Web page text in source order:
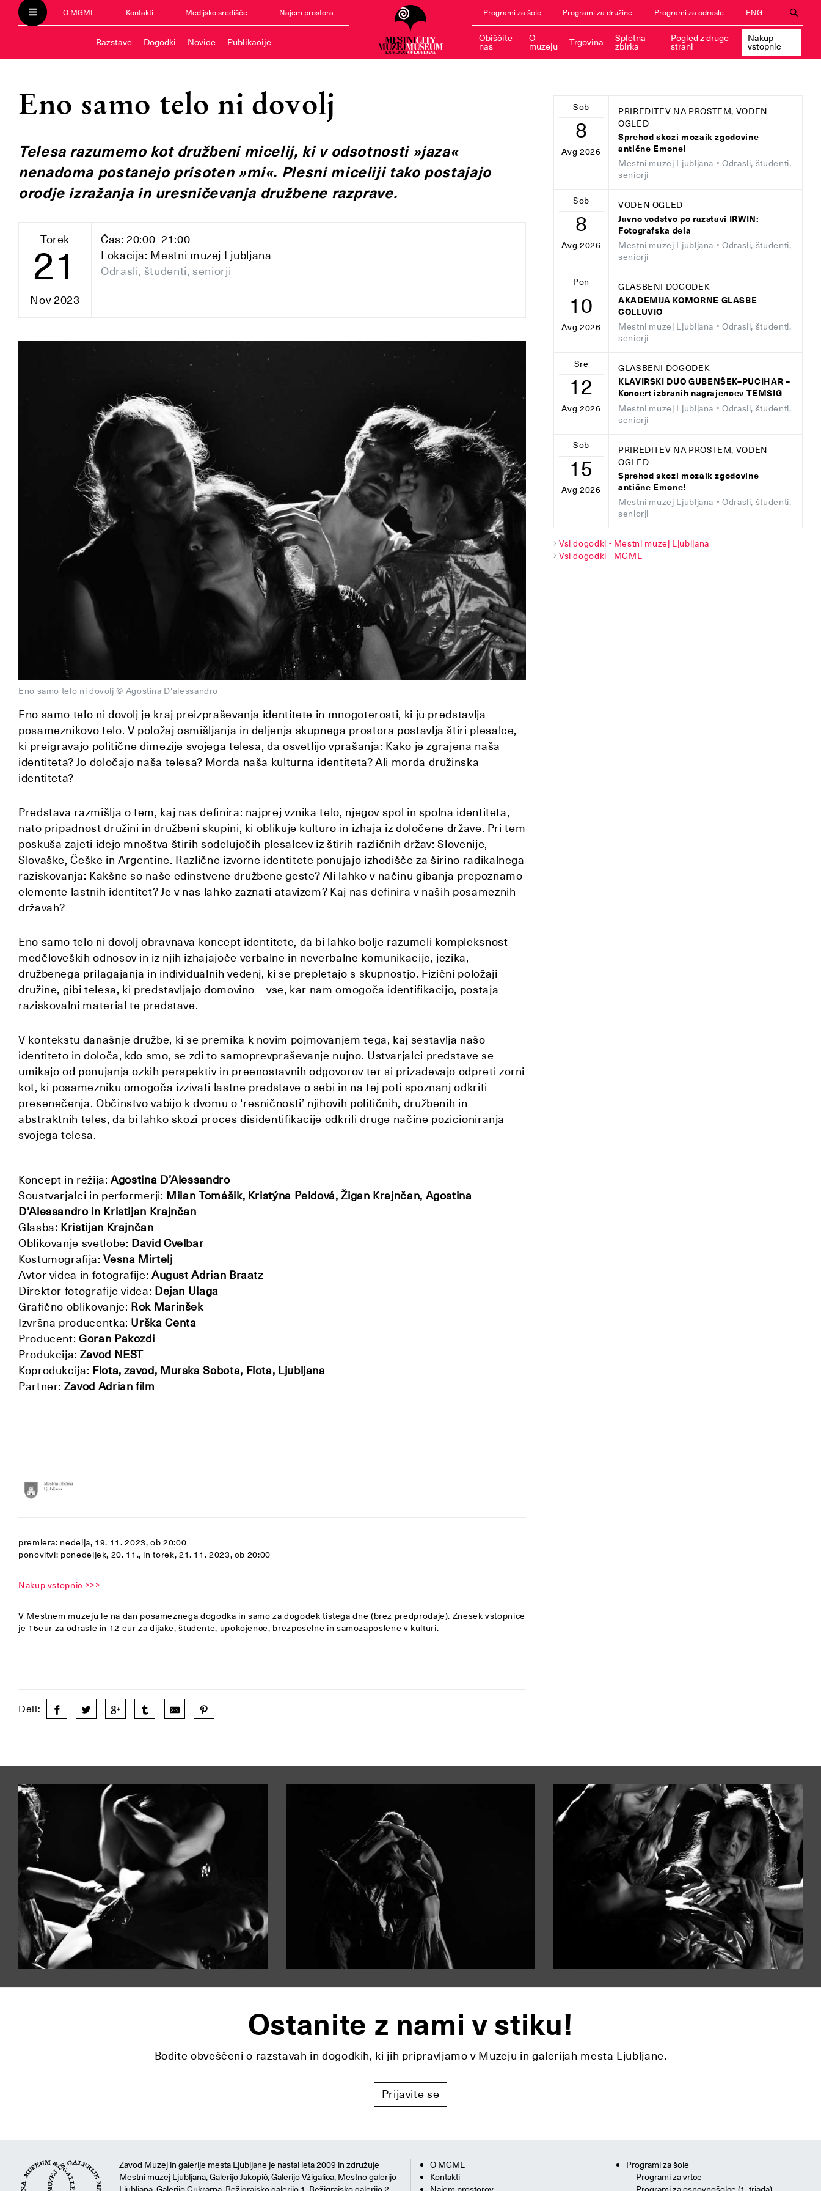
O MGML Kontakti Medijsko središče Najem prostora
Razstave Dogodki Novice Publikacije
Programi za šole Programi za družine Programi za odrasle ENG
Obiščite
nas
O
muzeju Trgovina Spletna
zbirka
Pogled z druge
strani
Nakup
vstopnic
Eno samo telo ni dovolj
Telesa razumemo kot družbeni micelij, ki v odsotnosti »jaza«
nenadoma postanejo prisoten »mi«. Plesni miceliji tako postajajo
orodje izražanja in uresničevanja družbene razprave.
Torek
21
Nov 2023
Čas: 20:00–21:00
Lokacija: Mestni muzej Ljubljana
Odrasli, študenti, seniorji
Eno samo telo ni dovolj © Agostina D'alessandro
Eno samo telo ni dovolj je kraj preizpraševanja identitete in mnogoterosti, ki ju predstavlja
posameznikovo telo. V položaj osmišljanja in deljenja skupnega prostora postavlja štiri plesalce,
ki preigravajo politične dimezije svojega telesa, da osvetlijo vprašanja: Kako je zgrajena naša
identiteta? Jo določajo naša telesa? Morda naša kulturna identiteta? Ali morda družinska
identiteta?
Predstava razmišlja o tem, kaj nas definira: najprej vznika telo, njegov spol in spolna identiteta,
nato pripadnost družini in družbeni skupini, ki oblikuje kulturo in izhaja iz določene države. Pri tem
poskuša zajeti idejo mnoštva štirih sodelujočih plesalcev iz štirih različnih držav: Slovenije,
Slovaške, Češke in Argentine. Različne izvorne identitete ponujajo izhodišče za širino radikalnega
raziskovanja: Kakšne so naše edinstvene družbene geste? Ali lahko v načinu gibanja prepoznamo
elemente lastnih identitet? Je v nas lahko zaznati atavizem? Kaj nas definira v naših posameznih
državah?
Eno samo telo ni dovolj obravnava koncept identitete, da bi lahko bolje razumeli kompleksnost
medčloveških odnosov in iz njih izhajajoče verbalne in neverbalne komunikacije, jezika,
družbenega prilagajanja in individualnih vedenj, ki se prepletajo s skupnostjo. Fizični položaji
družine, gibi telesa, ki predstavljajo domovino – vse, kar nam omogoča identifikacijo, postaja
raziskovalni material te predstave.
V kontekstu današnje družbe, ki se premika k novim pojmovanjem tega, kaj sestavlja našo
identiteto in določa, kdo smo, se zdi to samoprevpraševanje nujno. Ustvarjalci predstave se
umikajo od ponujanja ozkih perspektiv in preenostavnih odgovorov ter si prizadevajo odpreti zorni
kot, ki posamezniku omogoča izzivati lastne predstave o sebi in na tej poti spoznanj odkriti
presenečenja. Občinstvo vabijo k dvomu o ‘resničnosti’ njihovih političnih, družbenih in
abstraktnih teles, da bi lahko skozi proces disidentifikacije odkrili druge načine pozicioniranja
svojega telesa.
Koncept in režija:Agostina D’Alessandro
Soustvarjalci in performerji: Milan Tomášik, Kristýna Peldová, Žigan Krajnčan, Agostina
D’Alessandro in Kristijan Krajnčan
Glasba: Kristijan Krajnčan
Oblikovanje svetlobe: David Cvelbar
Kostumografija:Vesna Mirtelj
Avtor videa in fotografije: August Adrian Braatz
Direktor fotografije videa: Dejan Ulaga
Grafično oblikovanje: Rok Marinšek
Izvršna producentka: Urška Centa
Producent:Goran Pakozdi
Produkcija: Zavod NEST
Koprodukcija: Flota, zavod, Murska Sobota, Flota, Ljubljana
Partner: Zavod Adrian film
premiera: nedelja, 19. 11. 2023, ob 20:00
ponovitvi: ponedeljek, 20. 11., in torek, 21. 11. 2023, ob 20:00
Nakup vstopnic >>>
V Mestnem muzeju le na dan posameznega dogodka in samo za dogodek tistega dne (brez predprodaje). Znesek vstopnice
je 15eur za odrasle in 12 eur za dijake, študente, upokojence, brezposelne in samozaposlene v kulturi.
Deli:
Sob
8
Avg 2026
PRIREDITEV NA PROSTEM, VODEN
OGLED
Sprehod skozi mozaik zgodovine
antične Emone!
Mestni muzej Ljubljana • Odrasli, študenti,
seniorji
Sob
8
Avg 2026
VODEN OGLED
Javno vodstvo po razstavi IRWIN:
Fotografska dela
Mestni muzej Ljubljana • Odrasli, študenti,
seniorji
Pon
10
Avg 2026
GLASBENI DOGODEK
AKADEMIJA KOMORNE GLASBE
COLLUVIO
Mestni muzej Ljubljana • Odrasli, študenti,
seniorji
Sre
12
Avg 2026
GLASBENI DOGODEK
KLAVIRSKI DUO GUBENŠEK–PUCIHAR –
Koncert izbranih nagrajencev TEMSIG
Mestni muzej Ljubljana • Odrasli, študenti,
seniorji
Sob
15
Avg 2026
PRIREDITEV NA PROSTEM, VODEN
OGLED
Sprehod skozi mozaik zgodovine
antične Emone!
Mestni muzej Ljubljana • Odrasli, študenti,
seniorji
Vsi dogodki - Mestni muzej Ljubljana
Vsi dogodki - MGML
Ostanite z nami v stiku!
Bodite obveščeni o razstavah in dogodkih, ki jih pripravljamo v Muzeju in galerijah mesta Ljubljane.
Prijavite se
Zavod Muzej in galerije mesta Ljubljane je nastal leta 2009 in združuje
Mestni muzej Ljubljana, Galerijo Jakopič, Galerijo Vžigalica, Mestno galerijo
O MGML
Kontakti
Programi za šole
Programi za vrtce